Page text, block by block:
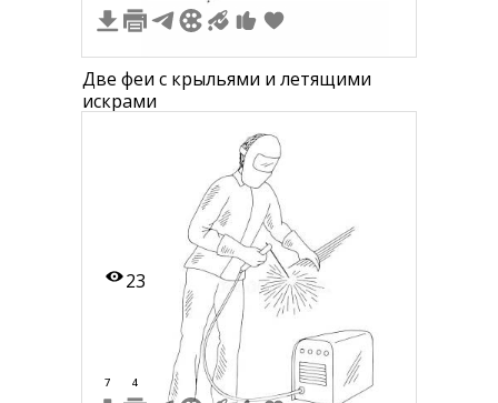
Две феи с крыльями и летящими
искрами
23
7 4